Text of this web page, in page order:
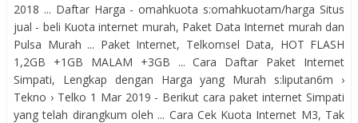
2018 ... Daftar Harga - omahkuota s:omahkuotam/harga Situs
jual - beli Kuota internet murah, Paket Data Internet murah dan
Pulsa Murah ... Paket Internet, Telkomsel Data, HOT FLASH
1,2GB +1GB MALAM +3GB ... Cara Daftar Paket Internet
Simpati, Lengkap dengan Harga yang Murah s:liputan6m ›
Tekno › Telko 1 Mar 2019 - Berikut cara paket internet Simpati
yang telah dirangkum oleh ... Cara Cek Kuota Internet M3, Tak